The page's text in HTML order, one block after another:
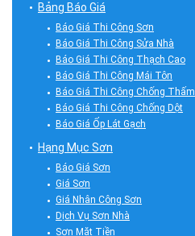
Bảng Báo Giá
Báo Giá Thi Công Sơn
Báo Giá Thi Công Sửa Nhà
Báo Giá Thi Công Thạch Cao
Báo Giá Thi Công Mái Tôn
Báo Giá Thi Công Chống Thấm
Báo Giá Thi Công Chống Dột
Báo Giá Ốp Lát Gạch
Hạng Mục Sơn
Báo Giá Sơn
Giá Sơn
Giá Nhân Công Sơn
Dịch Vụ Sơn Nhà
Sơn Mặt Tiền